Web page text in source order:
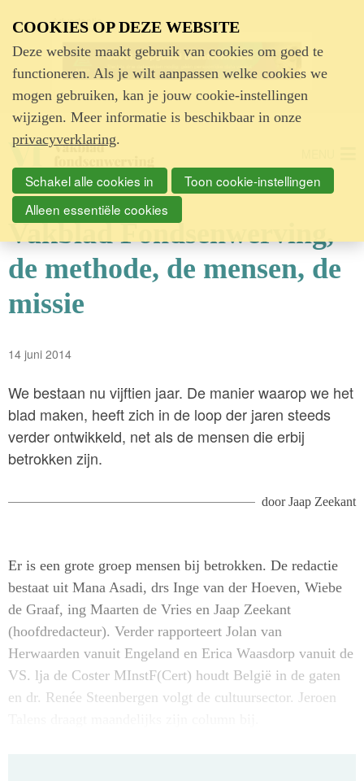
Advertentie
Vakblad Fondsenwerving,
de methode, de mensen, de
missie
14 juni 2014
We bestaan nu vijftien jaar. De manier waarop we het
blad maken, heeft zich in de loop der jaren steeds
verder ontwikkeld, net als de mensen die erbij
betrokken zijn.
doorJaap Zeekant
Er is een grote groep mensen bij betrokken. De redactie
bestaat uit Mana Asadi, drs Inge van der Hoeven, Wiebe
de Graaf, ing Maarten de Vries en Jaap Zeekant
(hoofdredacteur). Verder rapporteert Jolan van
Herwaarden vanuit Engeland en Erica Waasdorp vanuit de
VS. lja de Coster MInstF(Cert) houdt België in de gaten
en dr. Renée Steenbergen volgt de cultuursector. Jeroen
COOKIES OP DEZE WEBSITE
Deze website maakt gebruik van cookies om goed te
functioneren. Als je wilt aanpassen welke cookies we
mogen gebruiken, kan je jouw cookie-instellingen
wijzigen. Meer informatie is beschikbaar in onze
privacyverklaring.
Schakel alle cookies in
Toon cookie-instellingen
Alleen essentiële cookies